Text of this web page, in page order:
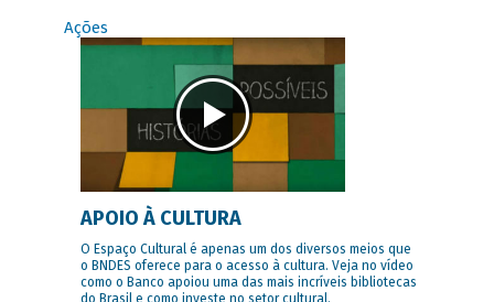
Ações
APOIO À CULTURA
O Espaço Cultural é apenas um dos diversos meios que
o BNDES oferece para o acesso à cultura. Veja no vídeo
como o Banco apoiou uma das mais incríveis bibliotecas